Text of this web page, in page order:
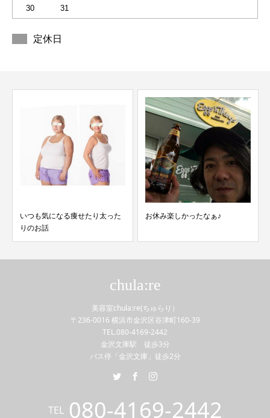
30 31
定休日
いつも気になる痩せたり太った
りのお話
お休み楽しかったなぁ♪
chula:re
美容室chula:re(ちゅらり）
〒236-0016 横浜市金沢区谷津町160-39
TEL.080-4169-2442
金沢文庫駅 徒歩3分
バス停「金沢文庫」徒歩2分
TEL 080-4169-2442